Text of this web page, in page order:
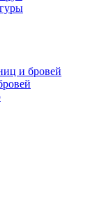
и бровей